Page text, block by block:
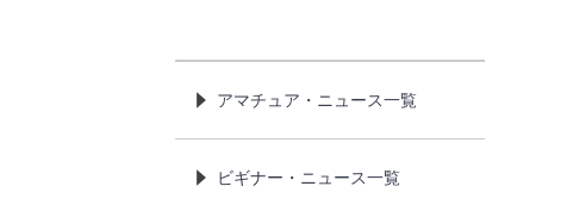
アマチュア・ニュース一覧
ビギナー・ニュース一覧